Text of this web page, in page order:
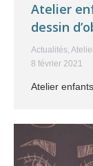
Atelier
dessin
Actualités,
8 février 2021
Atelier